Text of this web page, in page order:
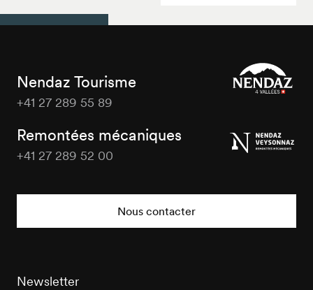
Nendaz Tourisme
+41 27 289 55 89
Remontées mécaniques
+41 27 289 52 00
Nous contacter
Newsletter